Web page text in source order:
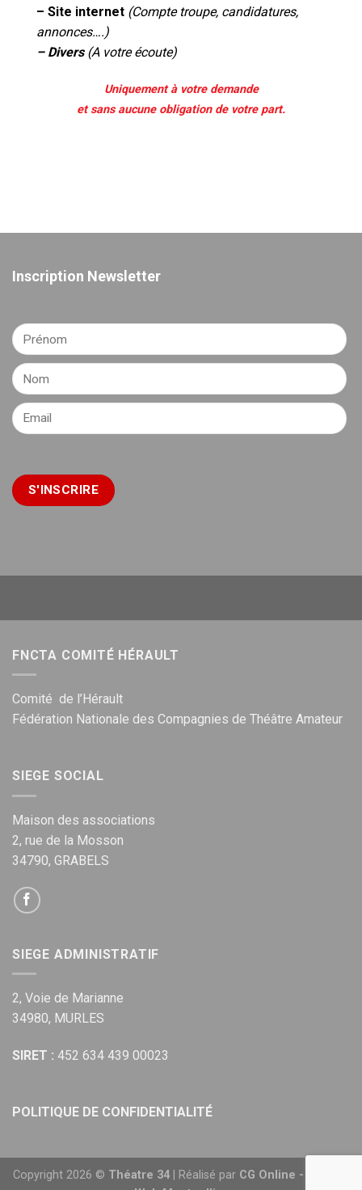
– Site internet (Compte troupe, candidatures,
annonces….)
– Divers(A votre écoute)
Uniquement à votre demande
et sans aucune obligation de votre part.
Inscription Newsletter
FNCTA COMITÉ HÉRAULT
Comité de l’Hérault
Fédération Nationale des Compagnies de Théâtre Amateur
SIEGE SOCIAL
Maison des associations
2, rue de la Mosson
34790, GRABELS
SIEGE ADMINISTRATIF
2, Voie de Marianne
34980, MURLES
SIRET : 452 634 439 00023
POLITIQUE DE CONFIDENTIALITÉ
Copyright 2026 © Théatre 34| Réalisé par CG Online - Agence